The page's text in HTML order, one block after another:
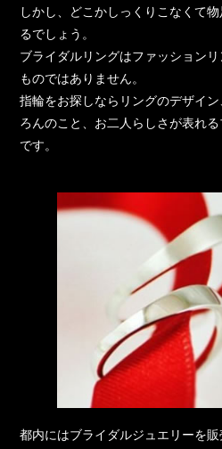
しかし、どこかしっくりこなくて
るでしょう。
ブライダルリングはファッション
ものではありません。
指輪をお探しならリングのデザイ
ろんのこと、お二人らしさが表れ
です。
都内にはブライダルジュエリーを